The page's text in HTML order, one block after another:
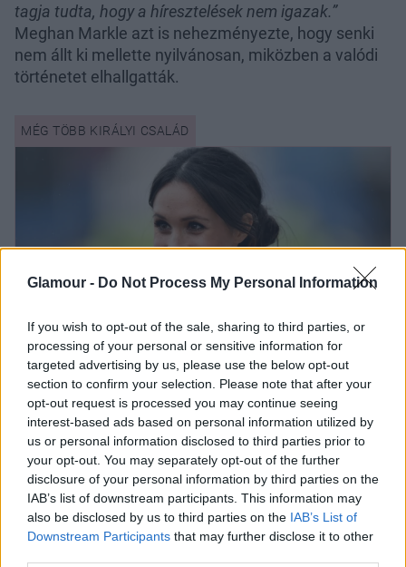
Glamour - Do Not Process My Personal Information
If you wish to opt-out of the sale, sharing to third parties, or
processing of your personal or sensitive information for
targeted advertising by us, please use the below opt-out
section to confirm your selection. Please note that after your
opt-out request is processed you may continue seeing
interest-based ads based on personal information utilized by
us or personal information disclosed to third parties prior to
your opt-out. You may separately opt-out of the further
disclosure of your personal information by third parties on the
IAB’s list of downstream participants. This information may
also be disclosed by us to third parties on the IAB’s List of
Downstream Participants that may further disclose it to other
tagja tudta, hogy a híresztelések nem igazak.”
Meghan Markle azt is nehezményezte, hogy senki
nem állt ki mellette nyilvánosan, miközben a valódi
történetet elhallgatták.
Meghan Markle Károly királynak
üzenhetett friss fotójával: csúnya
visszavágás ez apósának
Bár az eset részleteibe nem ment bele, azt elárulta,
hogy az esküvő előtti hét nagyon nehéz volt
számára, és Katalin hercegné akkor„valami miatt